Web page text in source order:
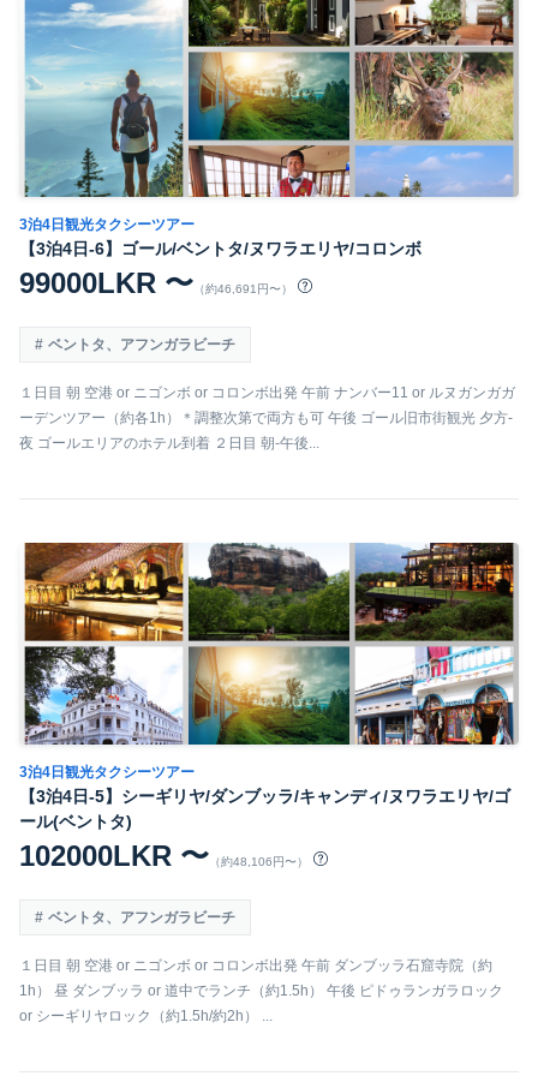
3泊4日観光タクシーツアー
【3泊4日-6】ゴール/ベントタ/ヌワラエリヤ/コロンボ
99000LKR 〜 （約46,691円〜）
ベントタ、アフンガラビーチ
１日目 朝 空港 or ニゴンボ or コロンボ出発 午前 ナンバー11 or ルヌガンガガ
ーデンツアー（約各1h）＊調整次第で両方も可 午後 ゴール旧市街観光 夕方-
夜 ゴールエリアのホテル到着 ２日目 朝-午後...
3泊4日観光タクシーツアー
【3泊4日-5】シーギリヤ/ダンブッラ/キャンディ/ヌワラエリヤ/ゴ
ール(ベントタ)
102000LKR 〜 （約48,106円〜）
ベントタ、アフンガラビーチ
１日目 朝 空港 or ニゴンボ or コロンボ出発 午前 ダンブッラ石窟寺院（約
1h） 昼 ダンブッラ or 道中でランチ（約1.5h） 午後 ピドゥランガラロック
or シーギリヤロック（約1.5h/約2h） ...